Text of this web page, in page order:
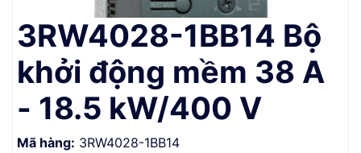
3RW4028-1BB14 Bộ
khởi động mềm 38 A
- 18.5 kW/400 V
Mã hàng: 3RW4028-1BB14